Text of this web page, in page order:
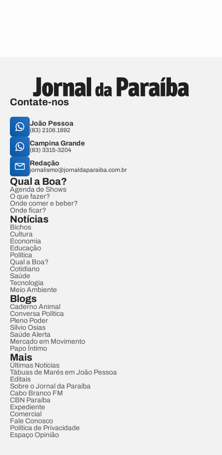
Contate-nos
João Pessoa
(83) 2106.1892
Campina Grande
(83) 3315-3204
Redação
jornalismo@jornaldaparaiba.com.br
Qual a Boa?
Agenda de Shows
O que fazer?
Onde comer e beber?
Onde ficar?
Notícias
Bichos
Cultura
Economia
Educação
Política
Qual a Boa?
Cotidiano
Saúde
Tecnologia
Meio Ambiente
Blogs
Caderno Animal
Conversa Política
Pleno Poder
Sílvio Osias
Saúde Alerta
Mercado em Movimento
Papo Íntimo
Mais
Últimas Notícias
Tábuas de Marés em João Pessoa
Editais
Sobre o Jornal da Paraíba
Cabo Branco FM
CBN Paraíba
Expediente
Comercial
Fale Conosco
Política de Privacidade
Espaço Opinião